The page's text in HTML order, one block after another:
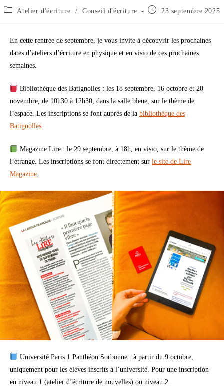
Atelier d'écriture / Conseil d'écriture 23 septembre 2025
En cette rentrée de septembre, je vous invite à découvrir les prochaines
dates d’ateliers d’écriture en physique et en visio de ces prochaines
semaines.
Bibliothèque des Batignolles : les 18 septembre, 16 octobre et 20
novembre, de 10h30 à 12h30, dans la salle bleue, sur le thème de
l’espace. Les inscriptions se font auprès de la bibliothèque des
Batignolles.
Magazine Lire : le 29 septembre, à 18h, en visio, sur le thème de
l’étrange. Les inscriptions se font directement sur le site de Lire
Magazine.
Université Paris 1 Panthéon Sorbonne : à partir du 9 octobre,
uniquement pour les élèves inscrits à l’université. Pour une inscription
en niveau 1 (atelier d’écriture de nouvelles) ou niveau 2